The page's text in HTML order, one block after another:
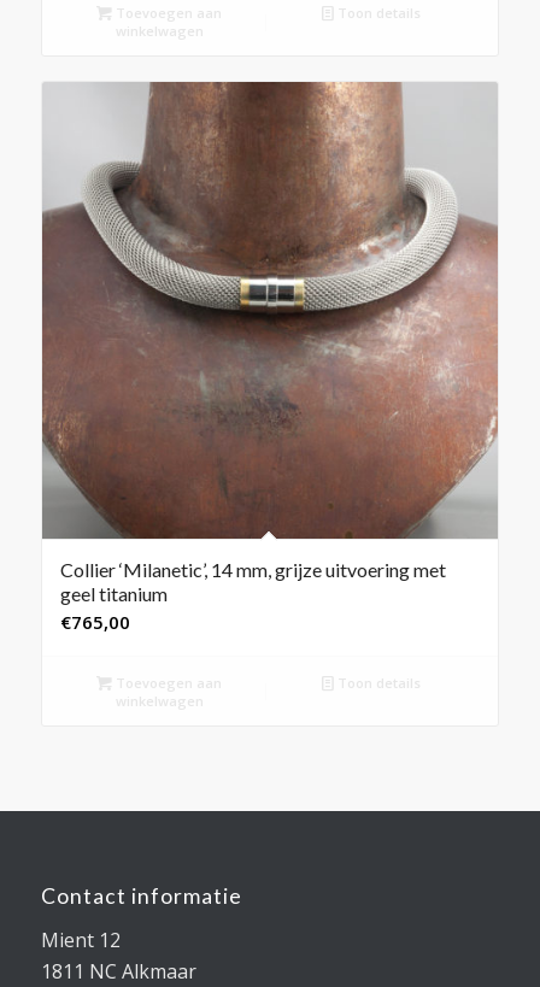
Toevoegen aan
winkelwagen
Toon details
Collier ‘Milanetic’, 14 mm, grijze uitvoering met
geel titanium
€765,00
Toevoegen aan
winkelwagen
Toon details
Contact informatie
Mient 12
1811 NC Alkmaar